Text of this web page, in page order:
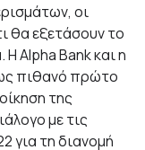
οι
θα εξετάσουν το
Alpha Bank και η
πιθανό πρώτο
της
με τις
για τη διανομή